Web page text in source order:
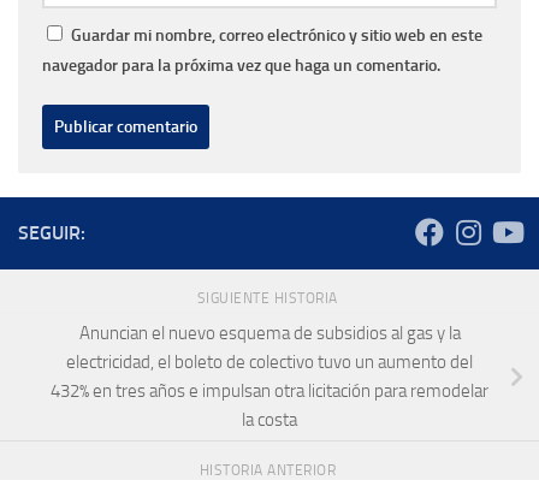
Guardar mi nombre, correo electrónico y sitio web en este
navegador para la próxima vez que haga un comentario.
SEGUIR:
SIGUIENTE HISTORIA
Anuncian el nuevo esquema de subsidios al gas y la
electricidad, el boleto de colectivo tuvo un aumento del
432% en tres años e impulsan otra licitación para remodelar
la costa
HISTORIA ANTERIOR